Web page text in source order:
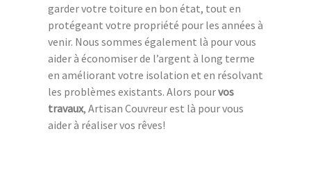
garder votre toiture en bon état, tout en
protégeant votre propriété pour les années à
venir. Nous sommes également là pour vous
aider à économiser de l’argent à long terme
en améliorant votre isolation et en résolvant
les problèmes existants. Alors pourvos
travaux, Artisan Couvreur est là pour vous
aider à réaliser vos rêves!